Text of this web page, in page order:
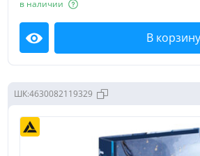
в наличии
Посмотреть В корзину
ШК:4630082119329